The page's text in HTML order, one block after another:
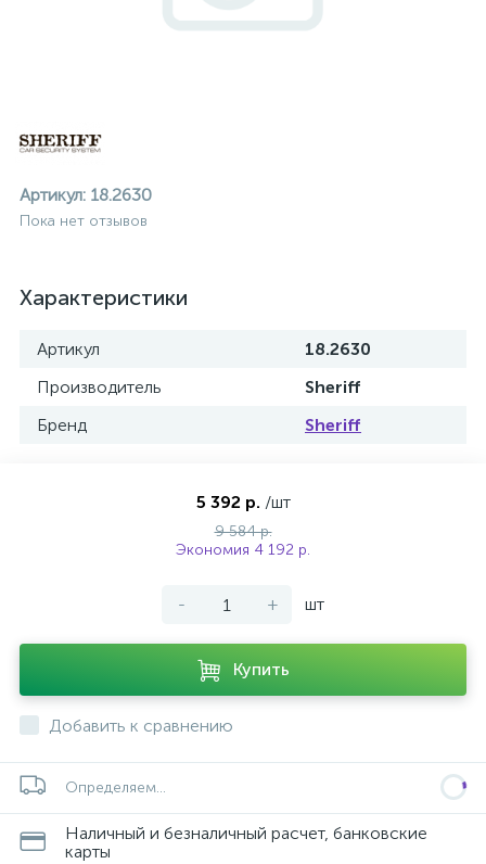
Артикул: 18.2630
Пока нет отзывов
Характеристики
Артикул
18.2630
Производитель
Sheriff
Бренд
Sheriff
5 392 р. /шт
9 584 р.
Экономия 4 192 р.
- + шт
Купить
Добавить к сравнению
Определяем...
Наличный и безналичный расчет, банковские
карты